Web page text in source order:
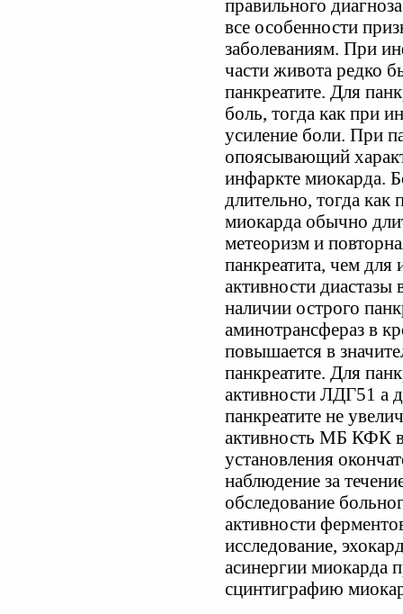
правильного
все особенности
заболеваниям. При
части живота редко
панкреатите. Для
боль, тогда как при
усиление боли. При
опоясывающий
инфаркте миокарда.
длительно, тогда
миокарда обычно
метеоризм и
панкреатита, чем
активности диастазы
наличии острого
аминотрансфераз в
повышается в
панкреатите. Для
активности ЛДГ51 а
панкреатите не
активность МБ КФК
установления
наблюдение за
обследование
активности
исследование,
асинергии миокарда
сцинтиграфию